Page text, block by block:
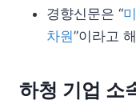
경향신문은 “
차원”이라고
하청 기업 소